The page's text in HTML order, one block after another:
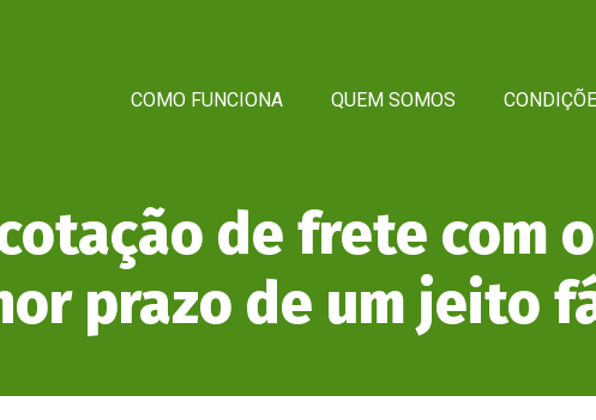
COMO FUNCIONA QUEM SOMOS
de frete com
prazo de um jeito